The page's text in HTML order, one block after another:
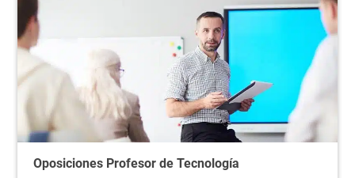
Oposiciones Profesor de Tecnología